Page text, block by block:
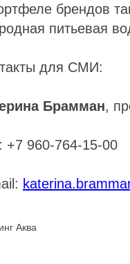
брендов
питьевая
для СМИ:
Брамман,
+7 960-764-15-00
Аква